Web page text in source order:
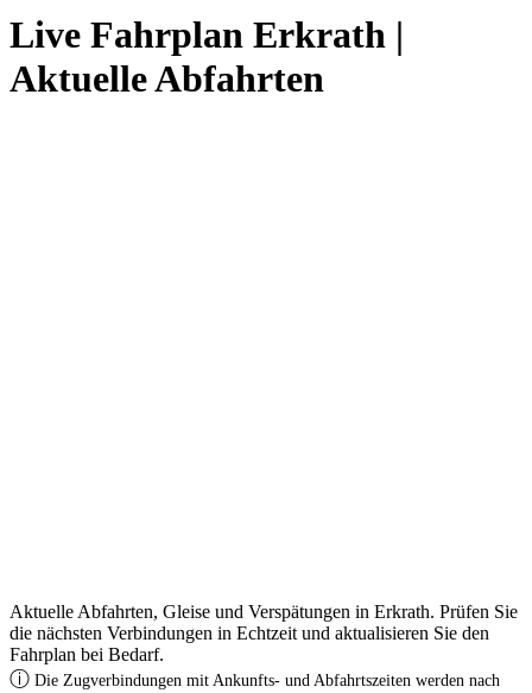
Live Fahrplan Erkrath |
Aktuelle Abfahrten
Aktuelle Abfahrten, Gleise und Verspätungen in Erkrath. Prüfen Sie
die nächsten Verbindungen in Echtzeit und aktualisieren Sie den
Fahrplan bei Bedarf.
ⓘ Die Zugverbindungen mit Ankunfts- und Abfahrtszeiten werden nach